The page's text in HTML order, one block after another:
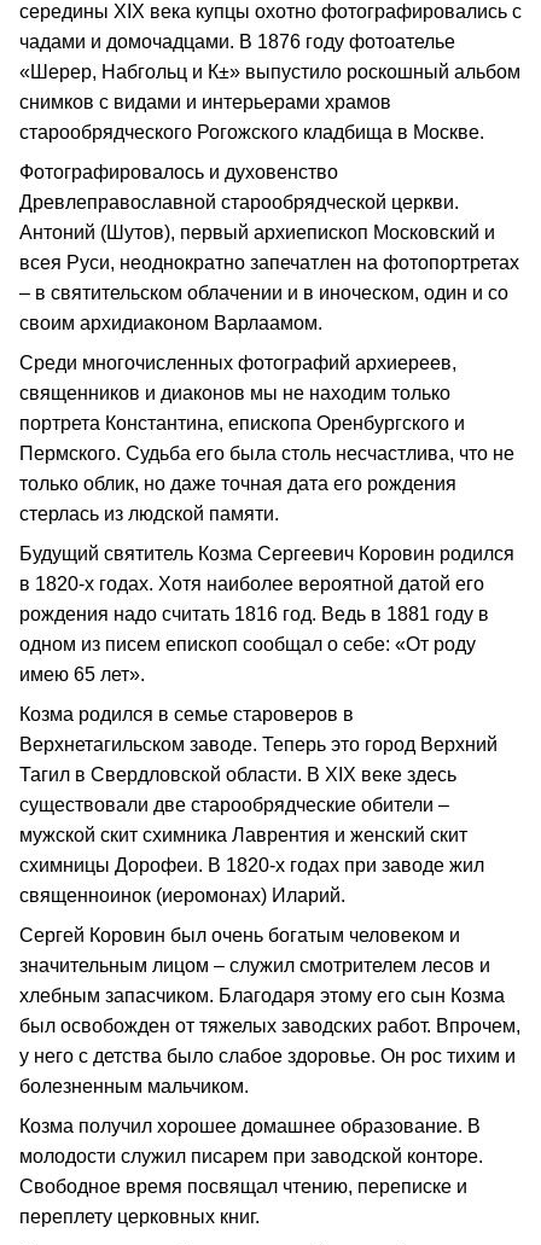
середины XIX века купцы охотно фотографировались с
чадами и домочадцами. В 1876 году фотоателье
«Шерер, Набгольц и К±» выпустило роскошный альбом
снимков с видами и интерьерами храмов
старообрядческого Рогожского кладбища в Москве.
Фотографировалось и духовенство
Древлеправославной старообрядческой церкви.
Антоний (Шутов), первый архиепископ Московский и
всея Руси, неоднократно запечатлен на фотопортретах
– в святительском облачении и в иноческом, один и со
своим архидиаконом Варлаамом.
Среди многочисленных фотографий архиереев,
священников и диаконов мы не находим только
портрета Константина, епископа Оренбургского и
Пермского. Судьба его была столь несчастлива, что не
только облик, но даже точная дата его рождения
стерлась из людской памяти.
Будущий святитель Козма Сергеевич Коровин родился
в 1820-х годах. Хотя наиболее вероятной датой его
рождения надо считать 1816 год. Ведь в 1881 году в
одном из писем епископ сообщал о себе: «От роду
имею 65 лет».
Козма родился в семье староверов в
Верхнетагильском заводе. Теперь это город Верхний
Тагил в Свердловской области. В XIX веке здесь
существовали две старообрядческие обители –
мужской скит схимника Лаврентия и женский скит
схимницы Дорофеи. В 1820-х годах при заводе жил
священноинок (иеромонах) Иларий.
Сергей Коровин был очень богатым человеком и
значительным лицом – служил смотрителем лесов и
хлебным запасчиком. Благодаря этому его сын Козма
был освобожден от тяжелых заводских работ. Впрочем,
у него с детства было слабое здоровье. Он рос тихим и
болезненным мальчиком.
Козма получил хорошее домашнее образование. В
молодости служил писарем при заводской конторе.
Свободное время посвящал чтению, переписке и
переплету церковных книг.